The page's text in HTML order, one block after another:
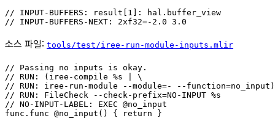
// INPUT-BUFFERS: result[1]: hal.buffer_view
소스 파일: tools/test/iree-run-module-inputs.mlir
// Passing no inputs is okay.
// RUN: (iree-compile %s | \
// RUN: iree-run-module --module=- --
// RUN: FileCheck --check-prefix=NO-INPUT %s
// NO-INPUT-LABEL: EXEC @no_input
func.func @no_input() { return }